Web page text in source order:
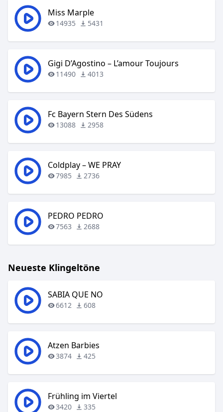
Miss Marple
14935 5431
Gigi D’Agostino – L’amour Toujours
11490 4013
Fc Bayern Stern Des Südens
13088 2958
Coldplay – WE PRAY
7985 2736
PEDRO PEDRO
7563 2688
Neueste Klingeltöne
SABIA QUE NO
6612 608
Atzen Barbies
3874 425
Frühling im Viertel
3420 335